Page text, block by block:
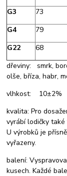
G3
73
G4
79
G22
68
dřeviny: smrk,
olše, bříza, habr,
vlhkost: 10±2%
kvalita: Pro
vyrábí lodičky
U výrobků je
vyřazeny.
balení:
kusech. Každé